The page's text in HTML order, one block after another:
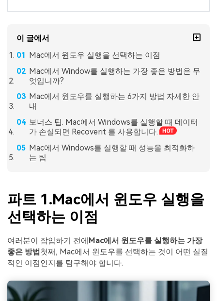
이 글에서
Mac에서 윈도우 실행을 선택하는 이점
Mac에서 Window를 실행하는 가장 좋은 방법은 무
엇입니까?
Mac에서 윈도우를 실행하는 6가지 방법 자세한 안
내
보너스 팁. Mac에서 Windows를 실행할 때 데이터
가 손실되면 Recoverit 를 사용합니다.
Mac에서 Windows를 실행할 때 성능을 최적화하
는 팁
파트 1.Mac에서 윈도우 실행을
선택하는 이점
여러분이 잠입하기 전에Mac에서 윈도우를 실행하는 가장
좋은 방법첫째, Mac에서 윈도우를 선택하는 것이 어떤 실질
적인 이점인지를 탐구해야 합니다.